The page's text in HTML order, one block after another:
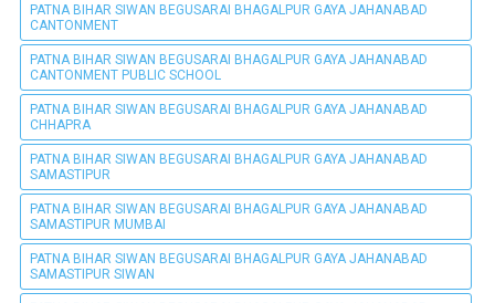
PATNA BIHAR SIWAN BEGUSARAI BHAGALPUR GAYA JAHANABAD
CANTONMENT
PATNA BIHAR SIWAN BEGUSARAI BHAGALPUR GAYA JAHANABAD
CANTONMENT PUBLIC SCHOOL
PATNA BIHAR SIWAN BEGUSARAI BHAGALPUR GAYA JAHANABAD
CHHAPRA
PATNA BIHAR SIWAN BEGUSARAI BHAGALPUR GAYA JAHANABAD
SAMASTIPUR
PATNA BIHAR SIWAN BEGUSARAI BHAGALPUR GAYA JAHANABAD
SAMASTIPUR MUMBAI
PATNA BIHAR SIWAN BEGUSARAI BHAGALPUR GAYA JAHANABAD
SAMASTIPUR SIWAN